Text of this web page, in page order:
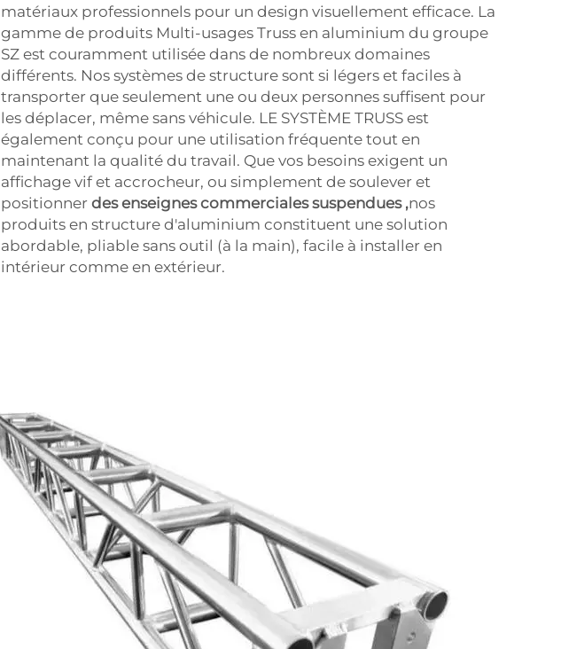
matériaux professionnels pour un design visuellement efficace. La
gamme de produits Multi-usages Truss en aluminium du groupe
SZ est couramment utilisée dans de nombreux domaines
différents. Nos systèmes de structure sont si légers et faciles à
transporter que seulement une ou deux personnes suffisent pour
les déplacer, même sans véhicule. LE SYSTÈME TRUSS est
également conçu pour une utilisation fréquente tout en
maintenant la qualité du travail. Que vos besoins exigent un
affichage vif et accrocheur, ou simplement de soulever et
positionner des enseignes commerciales suspendues ,nos
produits en structure d'aluminium constituent une solution
abordable, pliable sans outil (à la main), facile à installer en
intérieur comme en extérieur.